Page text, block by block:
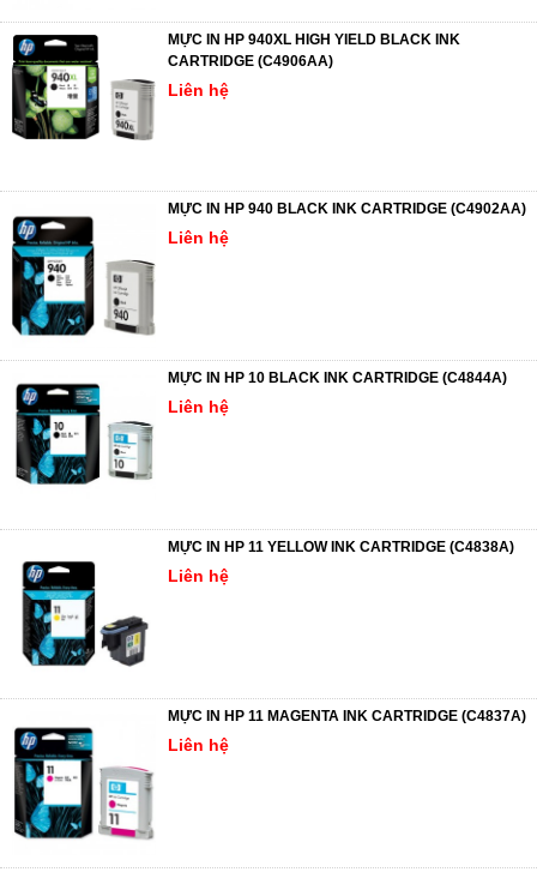
MỰC IN HP 940XL HIGH YIELD BLACK INK
CARTRIDGE (C4906AA)
Liên hệ
MỰC IN HP 940 BLACK INK CARTRIDGE (C4902AA)
Liên hệ
MỰC IN HP 10 BLACK INK CARTRIDGE (C4844A)
Liên hệ
MỰC IN HP 11 YELLOW INK CARTRIDGE (C4838A)
Liên hệ
MỰC IN HP 11 MAGENTA INK CARTRIDGE (C4837A)
Liên hệ